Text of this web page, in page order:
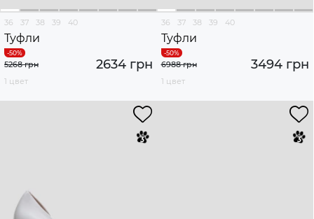
36 37 38 39 40
Туфли
2634 грн
5268 грн
1 цвет
36 37 38 39 40
Туфли
3494 грн
6988 грн
1 цвет